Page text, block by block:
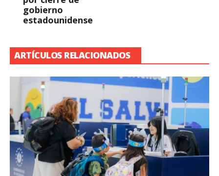
gobierno
estadounidense
ARTÍCULOS RELACIONADOS